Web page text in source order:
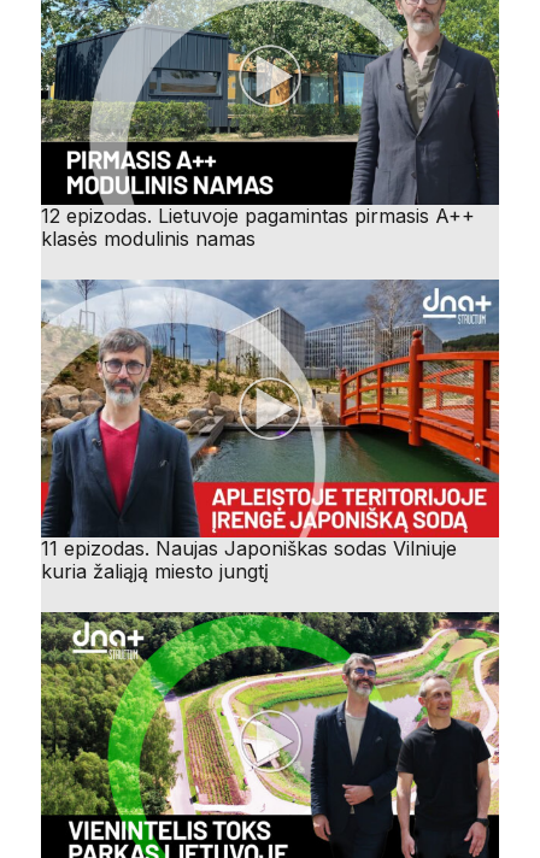
12 epizodas. Lietuvoje pagamintas pirmasis A++
klasės modulinis namas
11 epizodas. Naujas Japoniškas sodas Vilniuje
kuria žaliąją miesto jungtį